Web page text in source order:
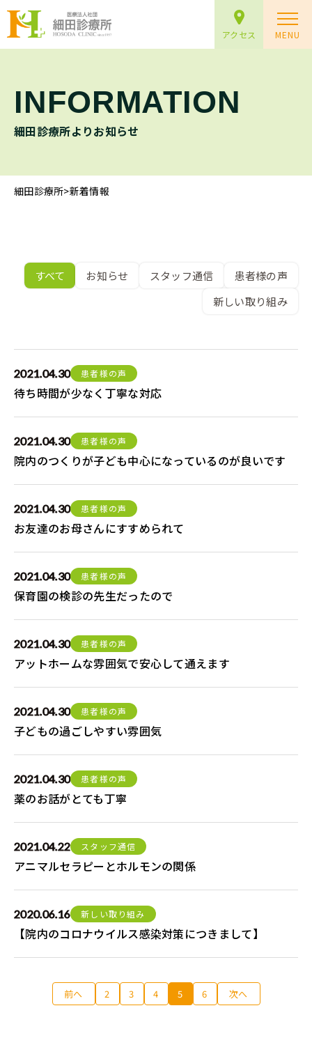
アクセス MENU
INFORMATION
細田診療所よりお知らせ
細田診療所>新着情報
すべて お知らせ スタッフ通信
患者様の声
新しい取り組み
2021.04.30 患者様の声
待ち時間が少なく丁寧な対応
2021.04.30 患者様の声
院内のつくりが子ども中心になっているのが良いです
2021.04.30 患者様の声
お友達のお母さんにすすめられて
2021.04.30 患者様の声
保育園の検診の先生だったので
2021.04.30 患者様の声
アットホームな雰囲気で安心して通えます
2021.04.30 患者様の声
子どもの過ごしやすい雰囲気
2021.04.30 患者様の声
薬のお話がとても丁寧
2021.04.22 スタッフ通信
アニマルセラピーとホルモンの関係
2020.06.16 新しい取り組み
【院内のコロナウイルス感染対策につきまして】
前へ 2 3 4 5 6 次へ